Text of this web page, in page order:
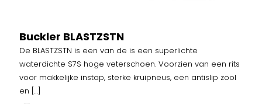
Buckler BLASTZSTN
De BLASTZSTN is een van de is een superlichte
waterdichte S7S hoge veterschoen. Voorzien van een rits
voor makkelijke instap, sterke kruipneus, een antislip zool
en […]